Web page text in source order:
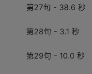
第27句 - 38.6 秒
第28句 - 3.1 秒
第29句 - 10.0 秒